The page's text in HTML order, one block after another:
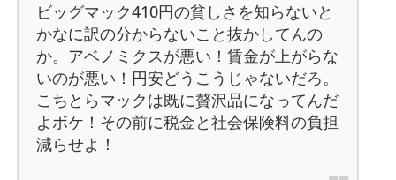
ビッグマック410円の貧しさを知らないと
かなに訳の分からないこと抜かしてんの
か。アベノミクスが悪い！賃金が上がらな
いのが悪い！円安どうこうじゃないだろ。
こちとらマックは既に贅沢品になってんだ
よボケ！その前に税金と社会保険料の負担
減らせよ！